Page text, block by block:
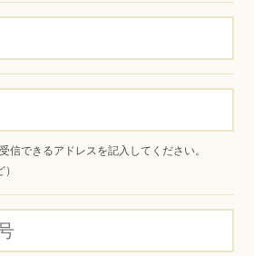
信できるアドレスを記入してください。